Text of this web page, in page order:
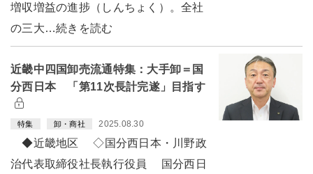
増収増益の進捗（しんちょく）。全社
の三大…続きを読む
近畿中四国卸売流通特集：大手卸＝国
分西日本 「第11次長計完遂」目指す
特集 卸・商社 2025.08.30
◆近畿地区 ◇国分西日本・川野政
治代表取締役社長執行役員 国分西日